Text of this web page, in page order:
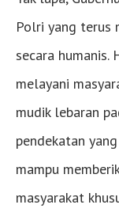
Polri yang terus
secara
melayani
mudik lebaran
pendekatan
mampu
masyarakat